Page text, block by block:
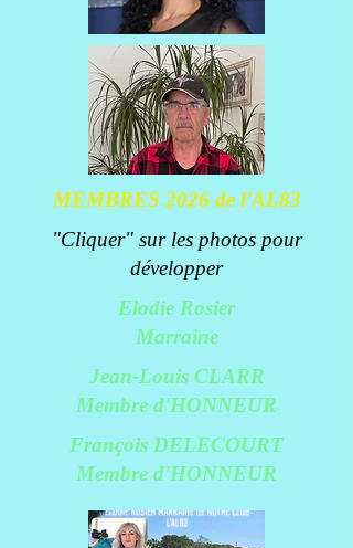
MEMBRES 2026 de l'AL83
"Cliquer" sur les photos pour
développer
Elodie Rosier
Marraine
Jean-Louis CLARR
Membre d'HONNEUR
François DELECOURT
Membre d'HONNEUR